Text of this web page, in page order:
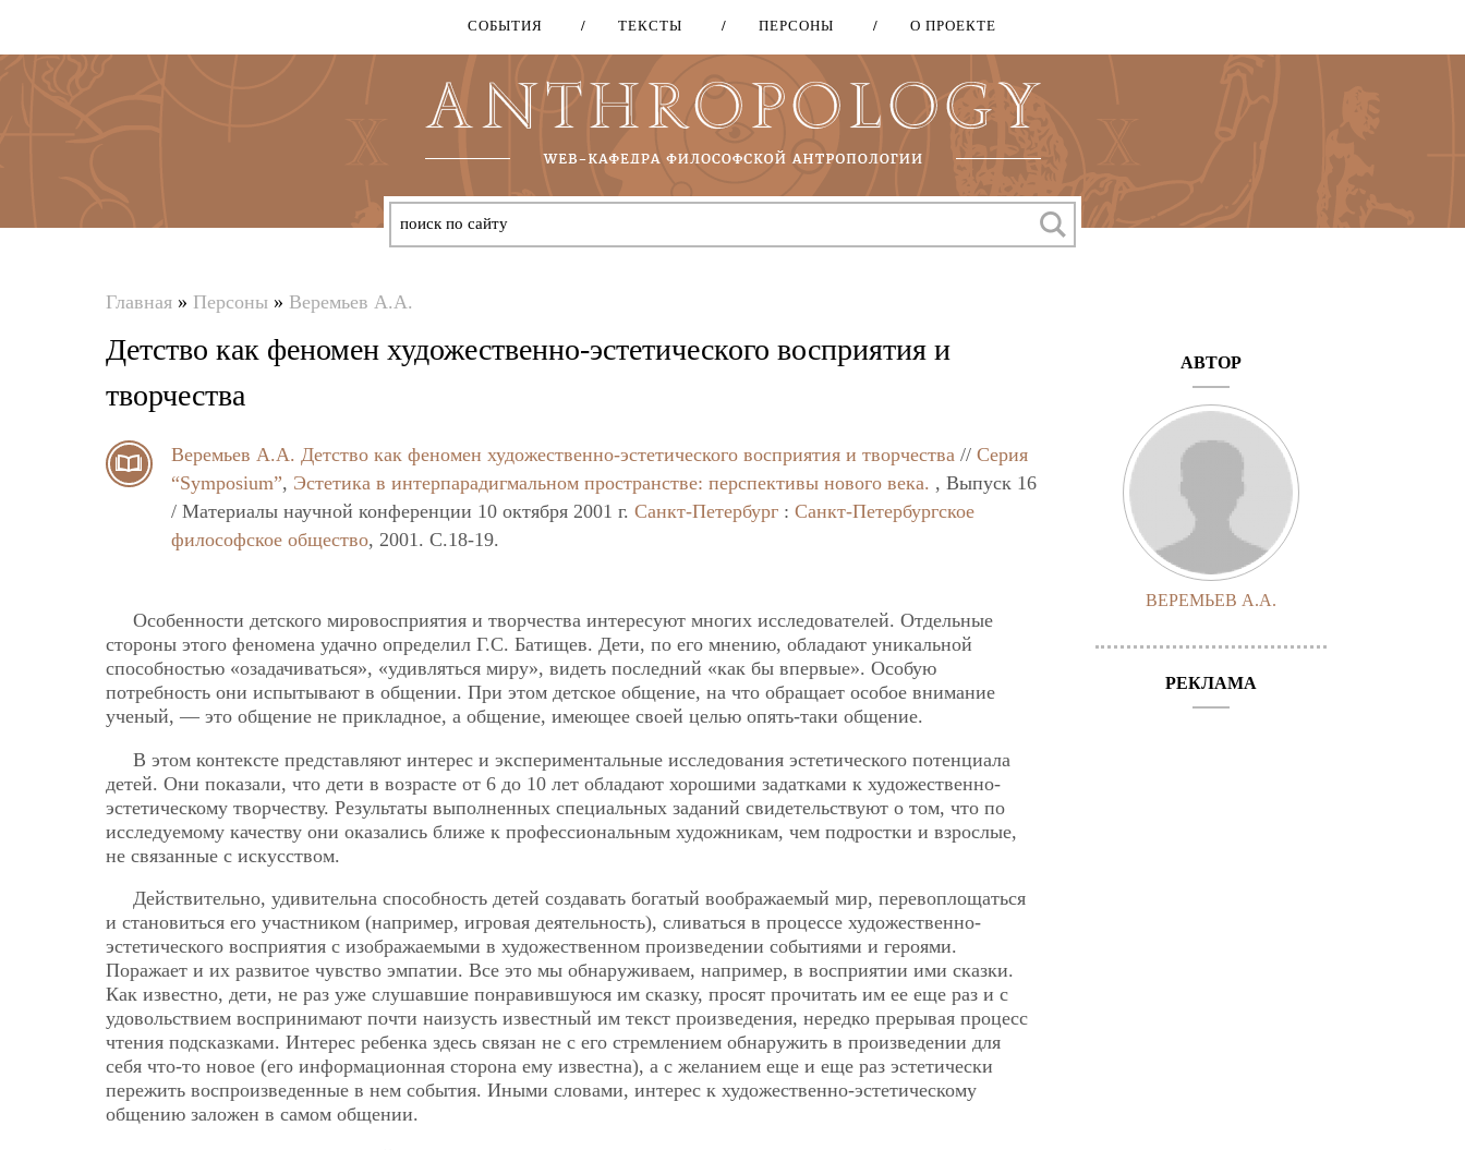
Перейти
основному
содержанию
СОБЫТИЯ ТЕКСТЫ ПЕРСОНЫ О ПРОЕКТЕ
здесь
Главная » Персоны » Веремьев А.А.
Детство как феномен художественно-эстетического восприятия и
творчества
Веремьев А.А. Детство как феномен художественно-эстетического восприятия и творчества // Серия
“Symposium”, Эстетика в интерпарадигмальном пространстве: перспективы нового века. , Выпуск 16
/ Материалы научной конференции 10 октября 2001 г. Санкт-Петербург : Санкт-Петербургское
философское общество, 2001. C.18-19.
Особенности детского мировосприятия и творчества интересуют многих исследователей. Отдельные
стороны этого феномена удачно определил Г.С. Батищев. Дети, по его мнению, обладают уникальной
способностью «озадачиваться», «удивляться миру», видеть последний «как бы впервые». Особую
потребность они испытывают в общении. При этом детское общение, на что обращает особое внимание
ученый, — это общение не прикладное, а общение, имеющее своей целью опять-таки общение.
В этом контексте представляют интерес и экспериментальные исследования эстетического потенциала
детей. Они показали, что дети в возрасте от 6 до 10 лет обладают хорошими задатками к художественно-
эстетическому творчеству. Результаты выполненных специальных заданий свидетельствуют о том, что по
исследуемому качеству они оказались ближе к профессиональным художникам, чем подростки и взрослые,
не связанные с искусством.
Действительно, удивительна способность детей создавать богатый воображаемый мир, перевоплощаться
и становиться его участником (например, игровая деятельность), сливаться в процессе художественно-
эстетического восприятия с изображаемыми в художественном произведении событиями и героями.
Поражает и их развитое чувство эмпатии. Все это мы обнаруживаем, например, в восприятии ими сказки.
Как известно, дети, не раз уже слушавшие понравившуюся им сказку, просят прочитать им ее еще раз и с
удовольствием воспринимают почти наизусть известный им текст произведения, нередко прерывая процесс
чтения подсказками. Интерес ребенка здесь связан не с его стремлением обнаружить в произведении для
себя что-то новое (его информационная сторона ему известна), а с желанием еще и еще раз эстетически
пережить воспроизведенные в нем события. Иными словами, интерес к художественно-эстетическому
общению заложен в самом общении.
АВТОР
ВЕРЕМЬЕВ А.А.
РЕКЛАМА